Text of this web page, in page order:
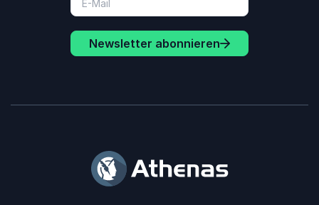
Newsletter abonnieren